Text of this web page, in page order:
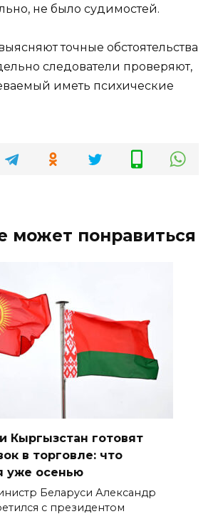
не было судимостей.
точные обстоятельства
следователи проверяют,
иметь психические
может понравиться
Кыргызстан готовят
в торговле: что
уже осенью
Беларуси Александр
с президентом